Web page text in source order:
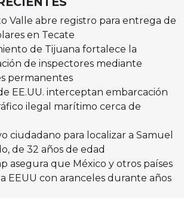
Valle abre registro para entrega de
en Tecate
de Tijuana fortalece la
de inspectores mediante
permanentes
EE.UU. interceptan embarcación
ilegal marítimo cerca de
ciudadano para localizar a Samuel
de 32 años de edad
asegura que México y otros países
EEUU con aranceles durante años